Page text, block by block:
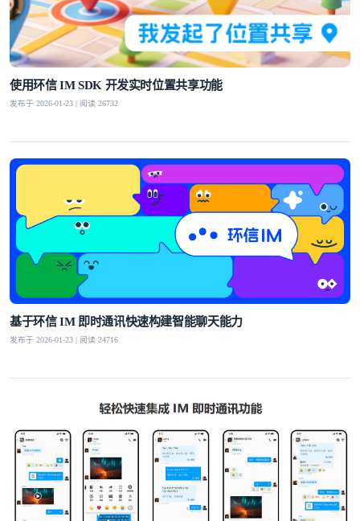
使用环信 IM SDK 开发实时位置共享功能
发布于 2026-01-23 | 阅读 26732
基于环信 IM 即时通讯快速构建智能聊天能力
发布于 2026-01-23 | 阅读 24716